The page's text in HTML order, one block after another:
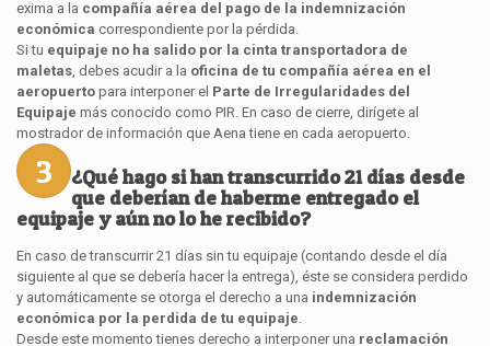
exima a la compañía aérea del pago de la indemnización
económica correspondiente por la pérdida.
Si tu equipaje no ha salido por la cinta transportadora de
maletas, debes acudir a la oficina de tu compañía aérea en el
aeropuerto para interponer el Parte de Irregularidades del
Equipaje más conocido como PIR. En caso de cierre, dirígete al
mostrador de información que Aena tiene en cada aeropuerto.
3
¿Qué hago si han transcurrido 21 días desde
que deberían de haberme entregado el
equipaje y aún no lo he recibido?
En caso de transcurrir 21 días sin tu equipaje (contando desde el día
siguiente al que se debería hacer la entrega), éste se considera perdido
y automáticamente se otorga el derecho a una indemnización
económica por la perdida de tu equipaje.
Desde este momento tienes derecho a interponer una reclamación